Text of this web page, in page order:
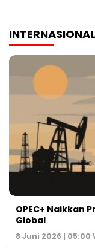
INTERNASIONAL
OPEC+ Naikkan
Global
8 Juni 2026 | 05:00